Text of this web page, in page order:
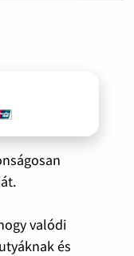
valódi
és